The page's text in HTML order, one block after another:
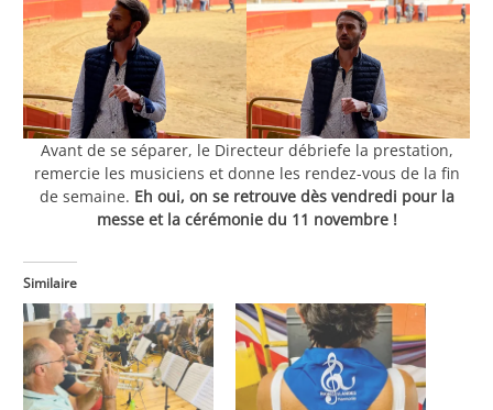
Avant de se séparer, le Directeur débriefe la prestation,
remercie les musiciens et donne les rendez-vous de la fin
de semaine. Eh oui, on se retrouve dès vendredi pour la
messe et la cérémonie du 11 novembre !
Similaire